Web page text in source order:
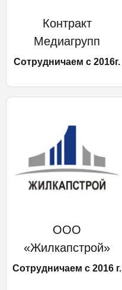
Контракт
Медиагрупп
Сотрудничаем с 2016г.
ООО
«Жилкапстрой»
Сотрудничаем с 2016 г.